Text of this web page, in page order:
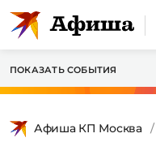
ПОКАЗАТЬ СОБЫТИЯ
Афиша КП Москва